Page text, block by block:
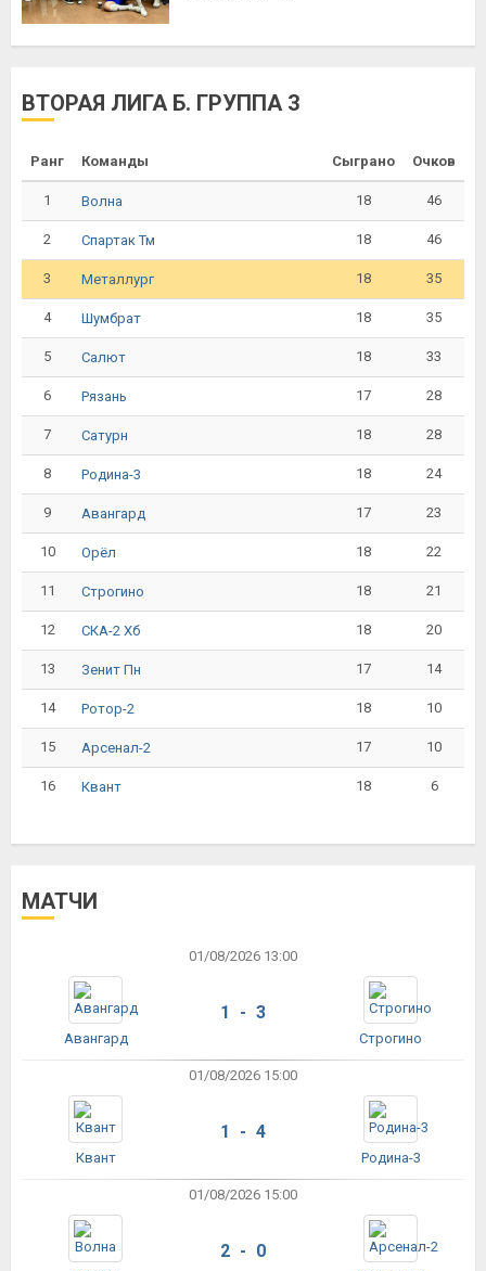
ВТОРАЯ ЛИГА Б. ГРУППА 3
Ранг Команды Сыграно Очков
1 Волна 18 46
2 Спартак Тм 18 46
3 Металлург 18 35
4 Шумбрат 18 35
5 Салют 18 33
6 Рязань 17 28
7 Сатурн 18 28
8 Родина-3 18 24
9 Авангард 17 23
10 Орёл 18 22
11 Строгино 18 21
12 СКА-2 Хб 18 20
13 Зенит Пн 17 14
14 Ротор-2 18 10
15 Арсенал-2 17 10
16 Квант 18 6
МАТЧИ
01/08/2026 13:00
Авангард
1 - 3
Строгино
01/08/2026 15:00
Квант
1 - 4
Родина-3
01/08/2026 15:00
2 - 0